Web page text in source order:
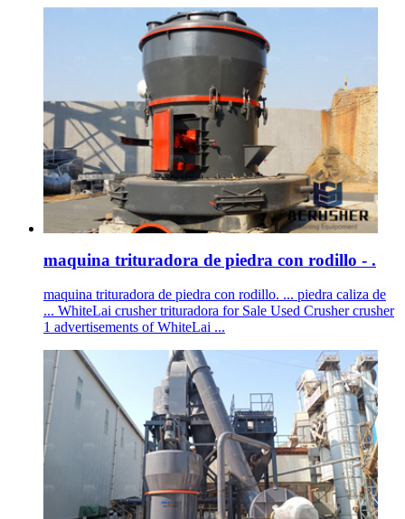
maquina trituradora de piedra con rodillo - .
maquina trituradora de piedra con rodillo. ... piedra caliza de
... WhiteLai crusher trituradora for Sale Used Crusher crusher
1 advertisements of WhiteLai ...